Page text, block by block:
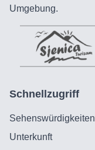
Umgebung.
Schnellzugriff
Sehenswürdigkeiten
Unterkunft